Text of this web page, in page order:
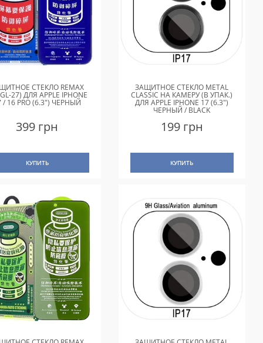
СТЕКЛО REMAX
27) ДЛЯ APPLE IPHONE
/ 16 PRO (6.3") ЧЕРНЫЙ
399 грн
КУПИТЬ
ЗАЩИТНОЕ СТЕКЛО METAL
CLASSIC НА КАМЕРУ (В УПАК.)
ДЛЯ APPLE IPHONE 17 (6.3")
ЧЕРНЫЙ / BLACK
199 грн
КУПИТЬ